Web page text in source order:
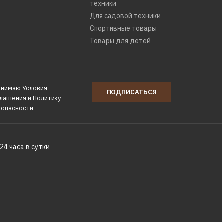
техники
Для садовой техники
Спортивные товары
Товары для детей
Условия
и Политику
ПОДПИСАТЬСЯ
часа в сутки